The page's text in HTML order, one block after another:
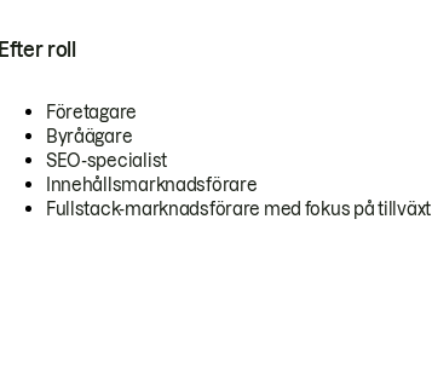
Efter roll
Företagare
Byråägare
SEO-specialist
Innehållsmarknadsförare
Fullstack-marknadsförare med fokus på tillväxt